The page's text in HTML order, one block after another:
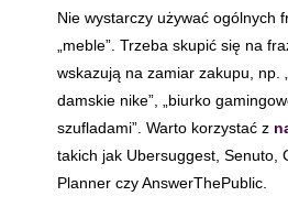
Nie wystarczy używać ogólnych
„meble”. Trzeba skupić się na
wskazują na zamiar zakupu, np.
damskie nike”, „biurko
szufladami”. Warto korzystać z
takich jak Ubersuggest, Senuto,
Planner czy AnswerThePublic.